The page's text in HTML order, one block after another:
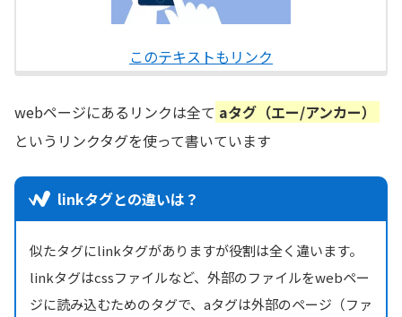
このテキストもリンク
webページにあるリンクは全て aタグ（エー/アンカー）
というリンクタグを使って書いています
linkタグとの違いは？
似たタグにlinkタグがありますが役割は全く違います。
linkタグはcssファイルなど、外部のファイルをwebペー
ジに読み込むためのタグで、aタグは外部のページ（ファ